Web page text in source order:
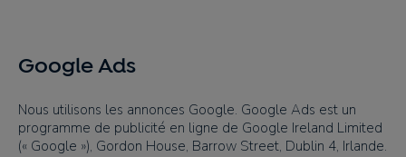
Google Ads
Nous utilisons les annonces Google. Google Ads est un
programme de publicité en ligne de Google Ireland Limited
(« Google »), Gordon House, Barrow Street, Dublin 4, Irlande.